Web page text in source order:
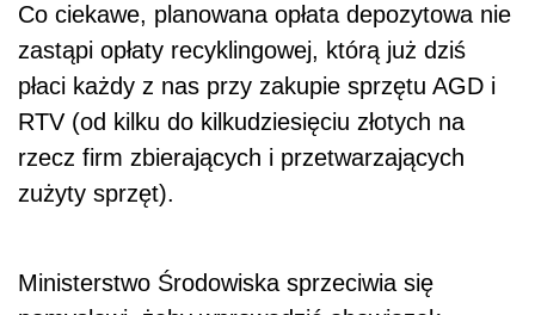
Co ciekawe, planowana opłata depozytowa nie
zastąpi opłaty recyklingowej, którą już dziś
płaci każdy z nas przy zakupie sprzętu AGD i
RTV (od kilku do kilkudziesięciu złotych na
rzecz firm zbierających i przetwarzających
zużyty sprzęt).
Ministerstwo Środowiska sprzeciwia się